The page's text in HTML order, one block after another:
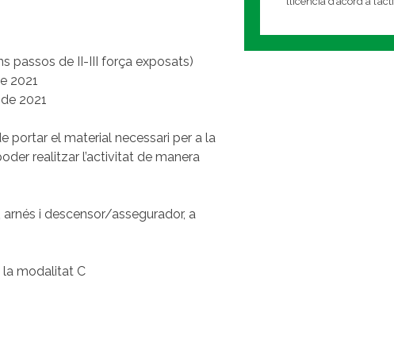
passos de II-III força exposats)
2021
2021
portar el material necessari per a la
realitzar l’activitat de manera
arnés i descensor/assegurador, a
la modalitat C